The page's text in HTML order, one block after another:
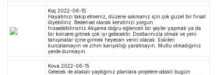
Koç 2022-06-15
Hayatınızı takip etmeniz, düzene sokmanız için çok güzel bir fırsat
diyebiliriz. Bedensel olarak kendinizi yorgun
hissedebilirsiniz.Akşama doğru eğlenceli bir şeyler yapmak ya da
bir konsere gitmek çok iyi gelecektir. Dostlarınızla olmak ve yeni
tanışmalar içine girmek heyecan verici olacak. Eskileri
kurcalamayın ve zihin karışıklığı yaratmayın. Mutlu olmadığınız
yerde durmayın.
Kova 2022-06-15
Gelecek ile alakalı yaptığınız planlara projelere odakli bugün